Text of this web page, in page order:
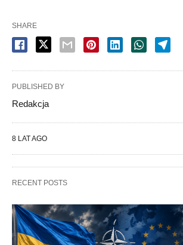
SHARE
PUBLISHED BY
Redakcja
8 LAT AGO
RECENT POSTS